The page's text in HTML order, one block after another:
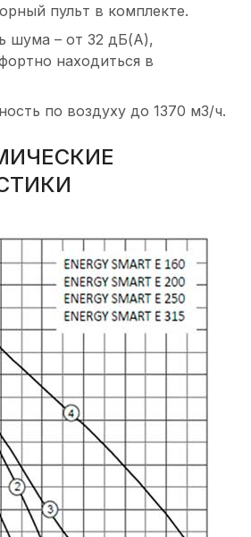
пульт в комплекте.
шума – от 32 дБ(А),
находиться в
по воздуху до 1370 м3/ч.